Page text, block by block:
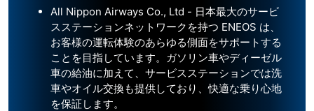
All Nippon Airways Co., Ltd - 日本最大のサービ
スステーションネットワークを持つ ENEOS は、
お客様の運転体験のあらゆる側面をサポートする
ことを目指しています。ガソリン車やディーゼル
車の給油に加えて、サービスステーションでは洗
車やオイル交換も提供しており、快適な乗り心地
を保証します。